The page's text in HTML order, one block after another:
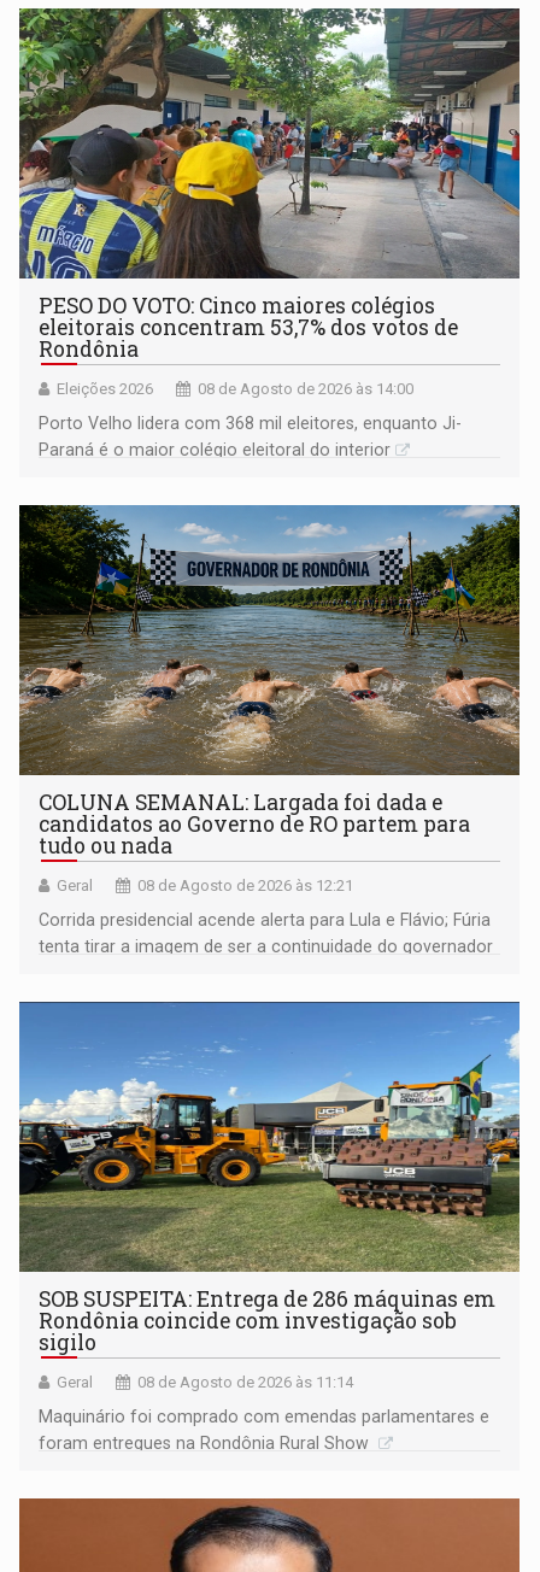
PESO DO VOTO: Cinco maiores colégios
eleitorais concentram 53,7% dos votos de
Rondônia
Eleições 2026 08 de Agosto de 2026 às 14:00
Porto Velho lidera com 368 mil eleitores, enquanto Ji-
Paraná é o maior colégio eleitoral do interior
COLUNA SEMANAL: Largada foi dada e
candidatos ao Governo de RO partem para
tudo ou nada
Geral 08 de Agosto de 2026 às 12:21
Corrida presidencial acende alerta para Lula e Flávio; Fúria
tenta tirar a imagem de ser a continuidade do governador
não ter entrado no modo eleição; ABAV faz evento em
SOB SUSPEITA: Entrega de 286 máquinas em
Rondônia coincide com investigação sob
sigilo
Geral 08 de Agosto de 2026 às 11:14
Maquinário foi comprado com emendas parlamentares e
foram entregues na Rondônia Rural Show